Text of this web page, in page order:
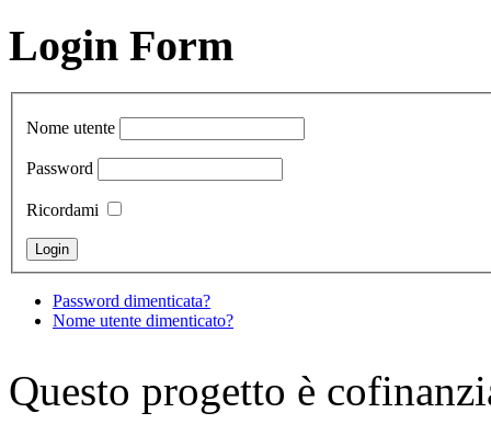
Login Form
Nome utente
Password
Ricordami
Password dimenticata?
Nome utente dimenticato?
Questo progetto è